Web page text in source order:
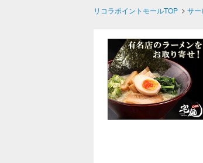
リコラポイントモールTOP サー